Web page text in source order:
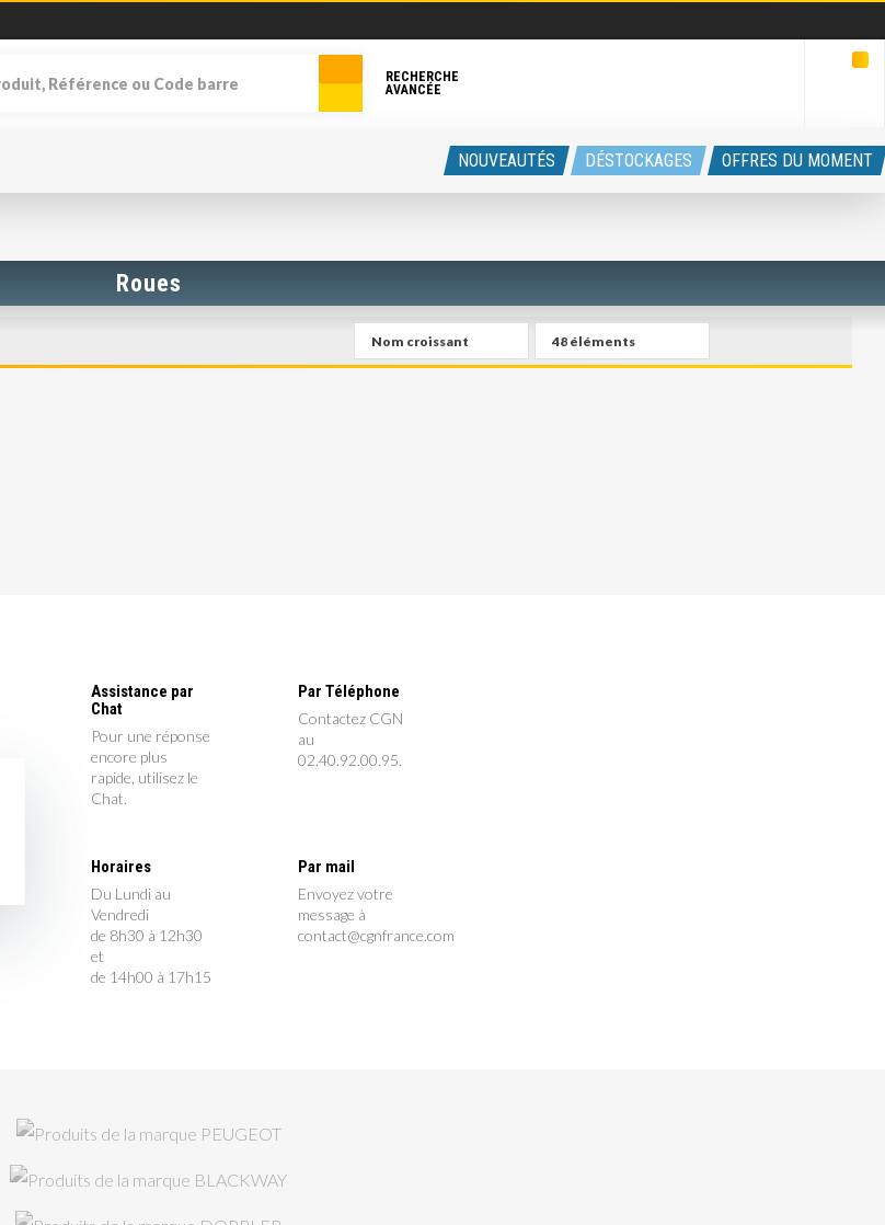
NOUVEAUTÉS DÉSTOCKAGES OFFRES DU MOMENT
RECHERCHE
AVANCÉE
Roues
Assistance par
Chat
Pour une réponse
encore plus
rapide, utilisez le
Chat.
Par Téléphone
Contactez CGN
au
02.40.92.00.95.
Horaires
Du Lundi au
Vendredi
de 8h30 à 12h30
et
de 14h00 à 17h15
Par mail
Envoyez votre
message à
contact@cgnfrance.com